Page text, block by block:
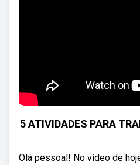
5 ATIVIDADES PARA
Olá pessoal! No vídeo de